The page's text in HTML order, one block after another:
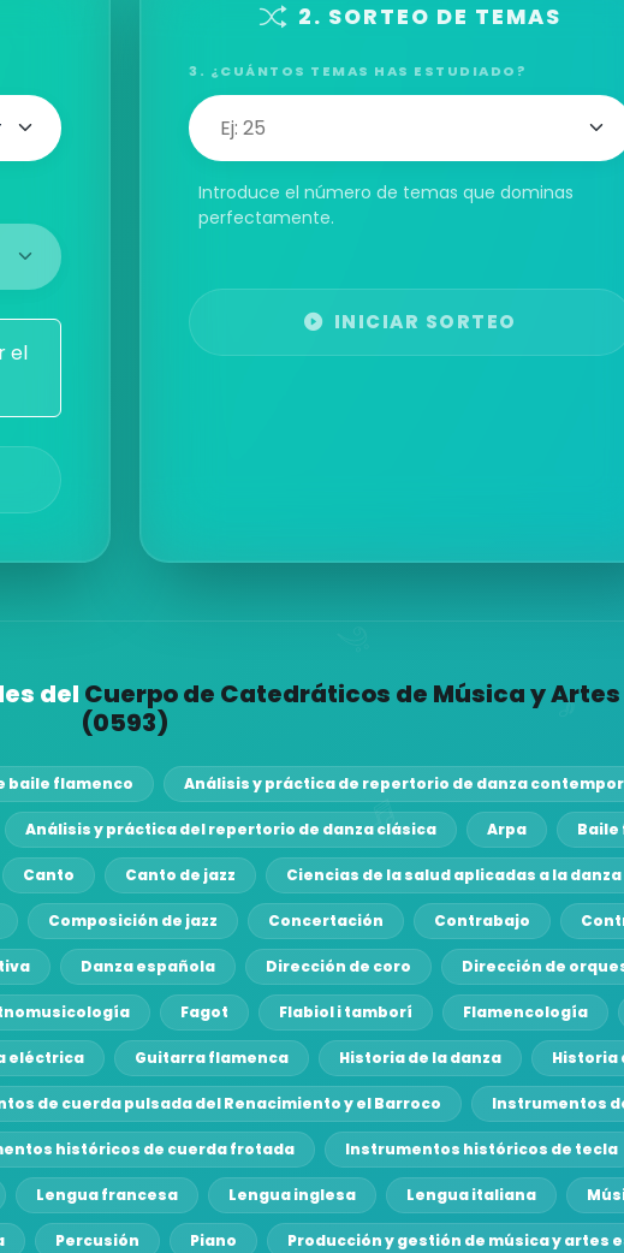
el
2. SORTEO DE TEMAS
3. ¿CUÁNTOS TEMAS HAS ESTUDIADO?
Introduce el número de temas que dominas
perfectamente.
INICIAR SORTEO
del Cuerpo de Catedráticos de Música y
(0593)
baile flamenco Análisis y práctica de repertorio de danza
Análisis y práctica del repertorio de danza clásica Arpa Baile
Canto Canto de jazz Ciencias de la salud aplicadas a la danza
Composición de jazz Concertación Contrabajo
Danza española Dirección de coro Dirección de
Fagot Flabiol i tamborí Flamencología
eléctrica Guitarra flamenca Historia de la danza Historia
de cuerda pulsada del Renacimiento y el Barroco Instrumentos
históricos de cuerda frotada Instrumentos históricos de tecla
Lengua francesa Lengua inglesa Lengua italiana
Percusión Piano Producción y gestión de música y artes